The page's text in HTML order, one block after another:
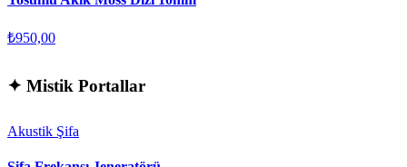
₺950,00
✦ Mistik Portallar
Akustik Şifa